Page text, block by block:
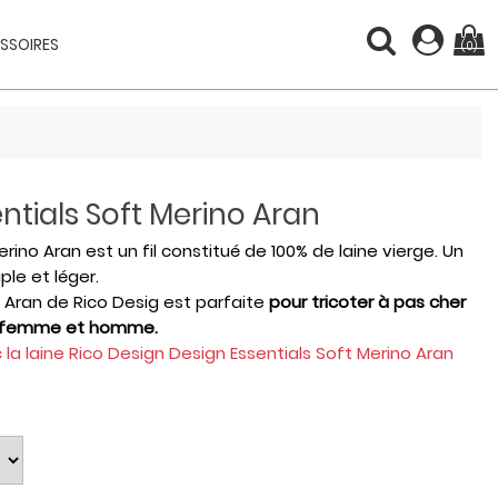
(0)
Soft Merino Aran
Aran est un fil constitué de 100% de laine vierge. Un
et léger.
Aran de Rico Desig est parfaitepour tricoter à pas cher
et homme.
laine Rico Design Design Essentials Soft Merino Aran